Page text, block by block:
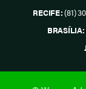
RECIFE:(81)
BRASÍLIA: